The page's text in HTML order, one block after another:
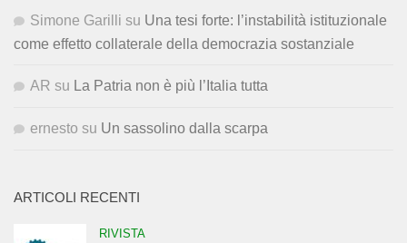
Simone Garilli su Una tesi forte: l’instabilità istituzionale
come effetto collaterale della democrazia sostanziale
AR su La Patria non è più l’Italia tutta
ernesto su Un sassolino dalla scarpa
ARTICOLI RECENTI
RIVISTA